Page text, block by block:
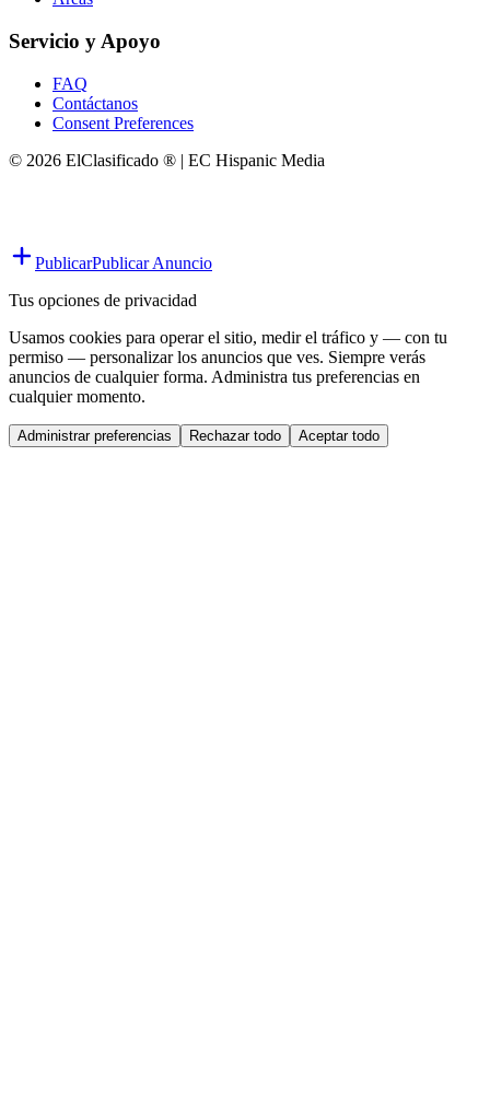
Servicio y Apoyo
FAQ
Contáctanos
Consent Preferences
© 2026 ElClasificado ® | EC Hispanic Media
PublicarPublicar Anuncio
Tus opciones de privacidad
Usamos cookies para operar el sitio, medir el tráfico y — con tu
permiso — personalizar los anuncios que ves. Siempre verás
anuncios de cualquier forma. Administra tus preferencias en
cualquier momento.
Administrar preferencias Rechazar todo Aceptar todo